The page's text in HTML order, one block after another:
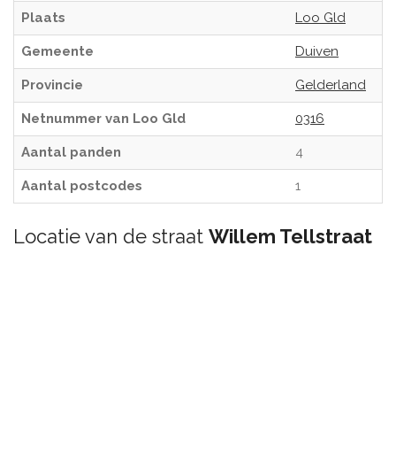
Plaats Loo Gld
Gemeente Duiven
Provincie Gelderland
Netnummer van Loo Gld 0316
Aantal panden 4
Aantal postcodes 1
Locatie van de straat Willem Tellstraat